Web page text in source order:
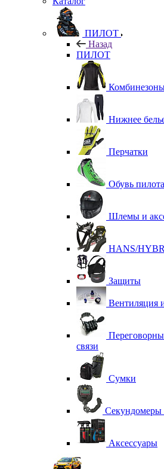
ПИЛОТ
Назад
ПИЛОТ
Нижнее
Перчатки
Обувь пилота
Шлемы и
HANS/
Защиты
Вентиляция
связи
Сумки
Секундомеры
Аксессуары